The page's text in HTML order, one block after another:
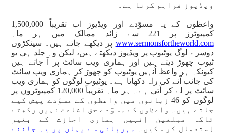
ویڈیوز فراہم کرنا ہے۔
واعظوں کے یہ مسوّدے اور ویڈیوز اب تقریباً 1,500,000
کمپیوٹرز پر 221 سے زائد ممالک میں ہر ماہ
www.sermonsfortheworld.com پر دیکھے جاتے ہیں۔ سینکڑوں
دوسرے لوگ یوٹیوب پر ویڈیوز دیکھتے ہیں، لیکن وہ جلد ہی یو
ٹیوب چھوڑ دیتے ہیں اور ہماری ویب سائٹ پر آ جاتے ہیں
کیونکہ ہر واعظ اُنہیں یوٹیوب کو چھوڑ کر ہماری ویب سائٹ
کی جانب آنے کی راہ دکھاتا ہے۔ یوٹیوب لوگوں کو ہماری ویب
سائٹ پر لے کر آتی ہے۔ ہر ماہ تقریباً 120,000 کمپیوٹروں پر
لوگوں کو 46 زبانوں میں واعظوں کے مسوّدے پیش کیے
جاتے ہیں۔ واعظوں کے مسوّدے حق اشاعت نہیں رکھتے
تاکہ مبلغین اِنہیں ہماری اجازت کے بغیر
اِستعمال کر سکیں۔
مہربانی سے یہاں پر یہ جاننے